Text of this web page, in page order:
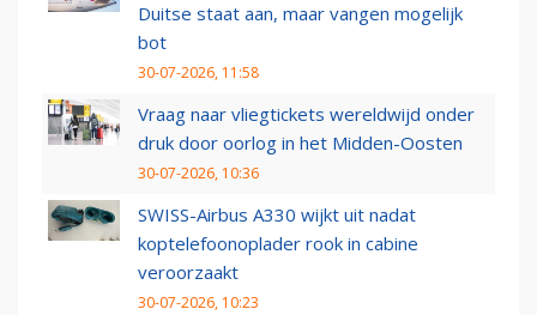
Duitse staat aan, maar vangen mogelijk
bot
30-07-2026, 11:58
Vraag naar vliegtickets wereldwijd onder
druk door oorlog in het Midden-Oosten
30-07-2026, 10:36
SWISS-Airbus A330 wijkt uit nadat
koptelefoonoplader rook in cabine
veroorzaakt
30-07-2026, 10:23